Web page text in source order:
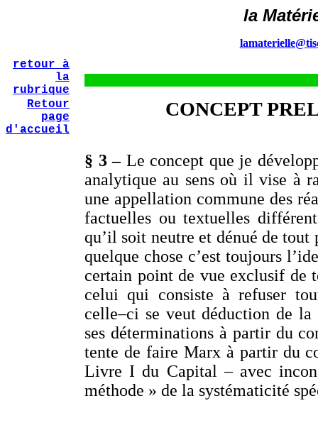
la
retour à
la
rubrique
Retour
page
d'accueil
CONCEPT
§ 3 – Le concept que je
analytique au sens où il vise à
une appellation commune des
factuelles ou textuelles
qu’il soit neutre et dénué de
quelque chose c’est toujours
certain point de vue exclusif de
celui qui consiste à refuser
celle–ci se veut déduction de
ses déterminations à partir du
tente de faire Marx à partir du
Livre I du Capital – avec
méthode » de la systématicité